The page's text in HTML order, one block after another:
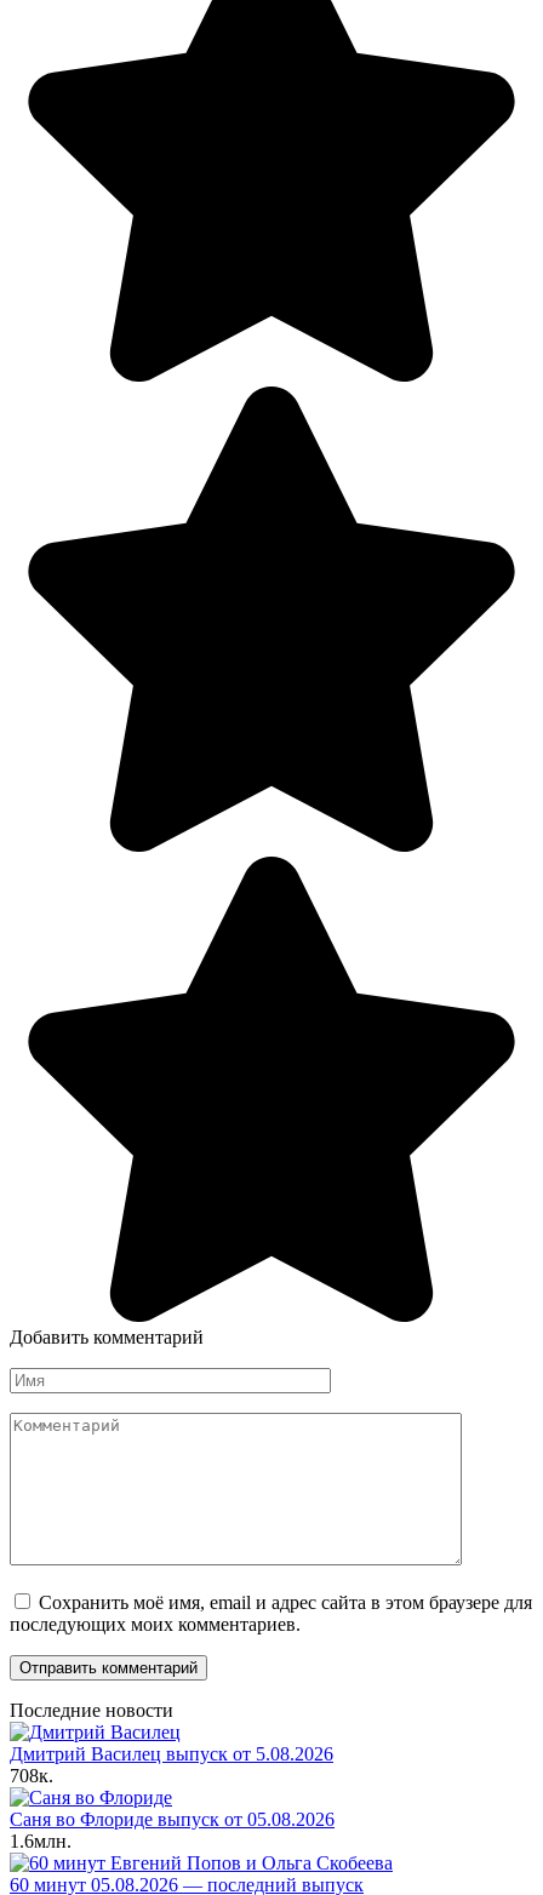
Добавить комментарий
Имя
Комментарий
Сохранить моё имя, email и адрес сайта в этом браузере для
последующих моих комментариев.
Последние новости
Дмитрий Василец выпуск от 5.08.2026
708к.
Саня во Флориде выпуск от 05.08.2026
1.6млн.
60 минут 05.08.2026 — последний выпуск